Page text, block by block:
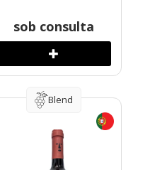
sob consulta
Blend